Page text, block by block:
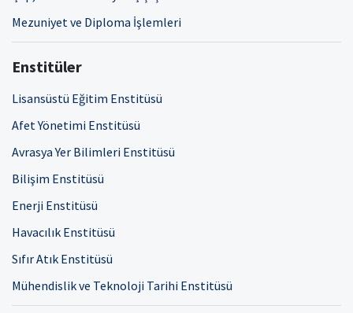
Mezuniyet ve Diploma İşlemleri
Enstitüler
Lisansüstü Eğitim Enstitüsü
Afet Yönetimi Enstitüsü
Avrasya Yer Bilimleri Enstitüsü
Bilişim Enstitüsü
Enerji Enstitüsü
Havacılık Enstitüsü
Sıfır Atık Enstitüsü
Mühendislik ve Teknoloji Tarihi Enstitüsü